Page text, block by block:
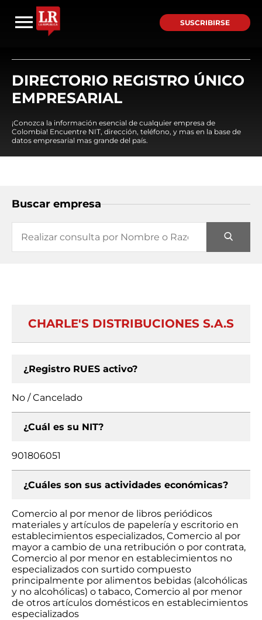
SUSCRIBIRSE
DIRECTORIO REGISTRO ÚNICO
EMPRESARIAL
¡Conozca la información esencial de cualquier empresa de
Colombia! Encuentre NIT, dirección, teléfono, y mas en la base de
datos empresarial mas grande del país.
Buscar empresa
CHARLE'S DISTRIBUCIONES S.A.S
¿Registro RUES activo?
No / Cancelado
¿Cuál es su NIT?
901806051
¿Cuáles son sus actividades económicas?
Comercio al por menor de libros periódicos
materiales y artículos de papelería y escritorio en
establecimientos especializados, Comercio al por
mayor a cambio de una retribución o por contrata,
Comercio al por menor en establecimientos no
especializados con surtido compuesto
principalmente por alimentos bebidas (alcohólicas
y no alcohólicas) o tabaco, Comercio al por menor
de otros artículos domésticos en establecimientos
especializados